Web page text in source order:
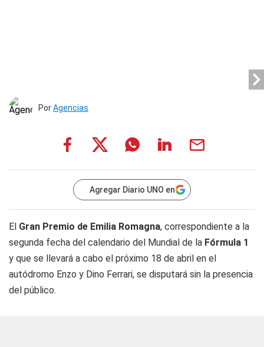
PorAgencias
Agregar Diario UNO en
El Gran Premio de Emilia Romagna, correspondiente a la
segunda fecha del calendario del Mundial de la Fórmula 1
y que se llevará a cabo el próximo 18 de abril en el
autódromo Enzo y Dino Ferrari, se disputará sin la presencia
del público.